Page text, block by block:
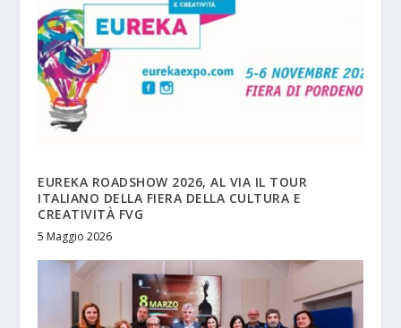
EUREKA ROADSHOW 2026, AL VIA IL TOUR
ITALIANO DELLA FIERA DELLA CULTURA E
CREATIVITÀ FVG
5 Maggio 2026